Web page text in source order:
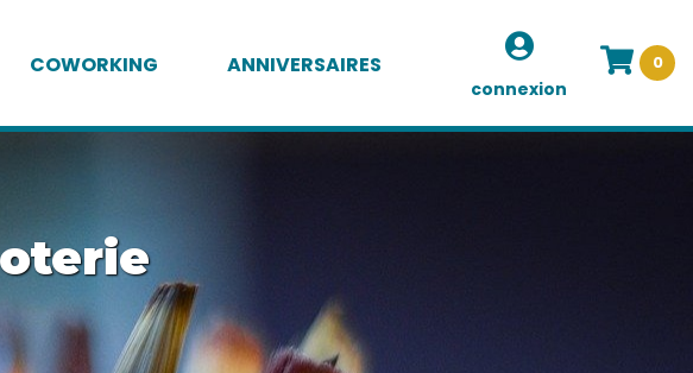
COWORKING ANNIVERSAIRES
connexion
0